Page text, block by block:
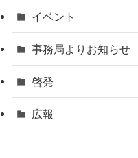
イベント
事務局よりお知らせ
啓発
広報